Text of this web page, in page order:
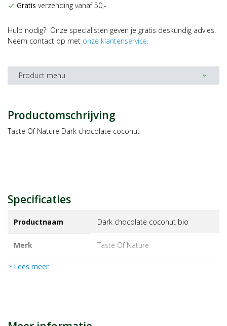
check Gratis verzending vanaf 50,-
Hulp nodig? Onze specialisten geven je gratis deskundig advies.
Neem contact op met onze klantenservice.
Product menu expand_more
Productomschrijving
Taste Of Nature Dark chocolate coconut
Specificaties
Productnaam Dark chocolate coconut bio
Merk taste of nature
EAN
expand_more Lees meer